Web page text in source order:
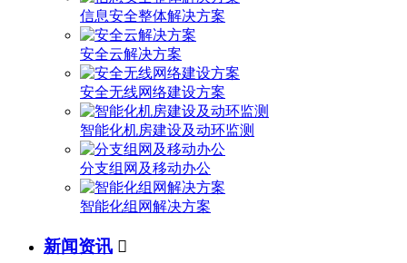
信息安全整体解决方案
安全云解决方案
安全无线网络建设方案
智能化机房建设及动环监测
分支组网及移动办公
智能化组网解决方案
新闻资讯 